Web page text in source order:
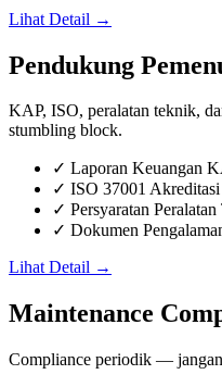
Lihat Detail →
Pendukung
KAP, ISO, peralatan teknik,
stumbling block.
✓ Laporan Keuangan
✓ ISO 37001
✓ Persyaratan
✓ Dokumen
Lihat Detail →
Maintenance
Compliance periodik —